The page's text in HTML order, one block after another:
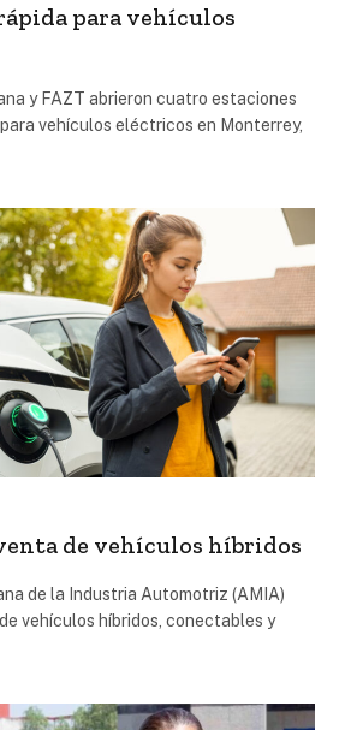
para vehículos
y FAZT abrieron cuatro estaciones
vehículos eléctricos en Monterrey,
venta de vehículos híbridos
de la Industria Automotriz (AMIA)
vehículos híbridos, conectables y